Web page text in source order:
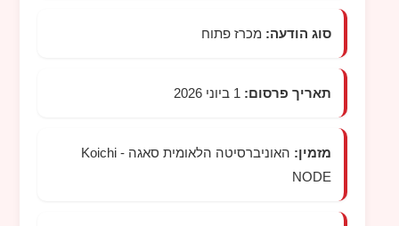
סוג הודעה:מכרז פתוח
תאריך פרסום:1 ביוני 2026
מזמין:האוניברסיטה הלאומית סאגה -Koichi
NODE